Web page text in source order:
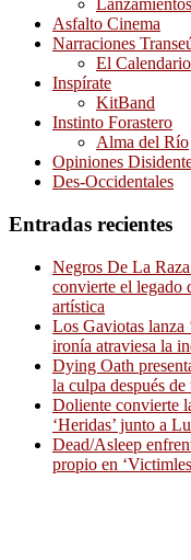
Lanzamientos
Asfalto Cinema
Narraciones
El
Inspírate
KitBand
Instinto Forastero
Alma del Río
Opiniones
Des-Occidentales
Entradas recientes
Negros De La
convierte el legado
artística
Los Gaviotas lanza
ironía atraviesa la
Dying Oath
la culpa después
Doliente convierte
‘Heridas’ junto a
Dead/Asleep
propio en